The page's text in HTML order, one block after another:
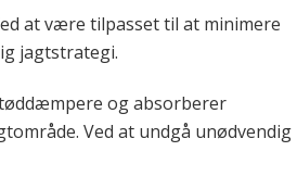
at være tilpasset til at minimere
jagtstrategi.
og absorberer
Ved at undgå unødvendig